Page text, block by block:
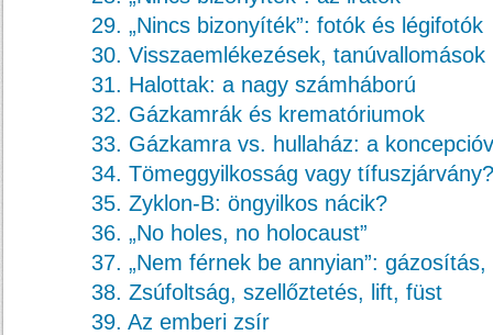
29. „Nincs bizonyíték”: fotók és légifotók
30. Visszaemlékezések, tanúvallomások
31. Halottak: a nagy számháború
32. Gázkamrák és krematóriumok
33. Gázkamra vs. hullaház: a
34. Tömeggyilkosság vagy tífuszjárvány?
35. Zyklon-B: öngyilkos nácik?
36. „No holes, no holocaust”
37. „Nem férnek be annyian”:
38. Zsúfoltság, szellőztetés, lift, füst
39. Az emberi zsír